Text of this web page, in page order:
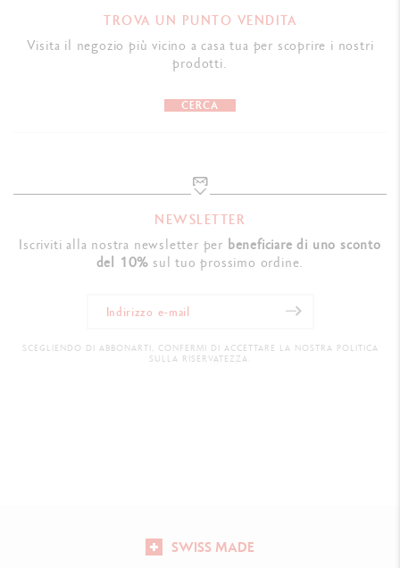
TROVA UN PUNTO VENDITA
Visita il negozio più vicino a casa tua per scoprire i nostri
prodotti.
CERCA
NEWSLETTER
Iscriviti alla nostra newsletter per beneficiare di uno sconto
del 10% sul tuo prossimo ordine.
SCEGLIENDO DI ABBONARTI, CONFERMI DI ACCETTARE LA NOSTRA POLITICA
SULLA RISERVATEZZA.
SWISS MADE